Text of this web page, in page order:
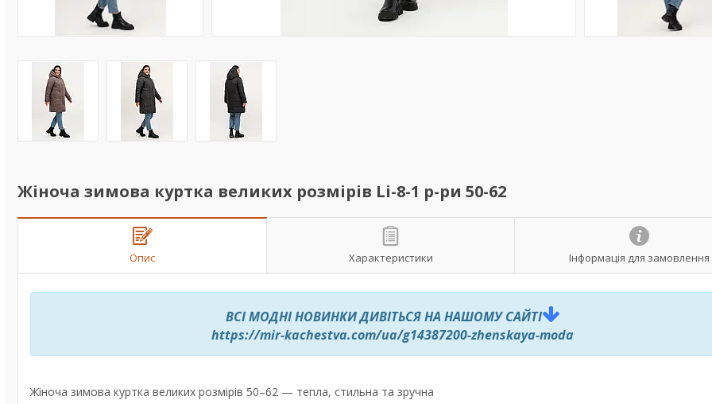
Жіноча зимова куртка великих розмірів Li-8-1 р-ри 50-62
Опис Характеристики Інформація для замовлення
ВСІ МОДНІ НОВИНКИ ДИВІТЬСЯ НА НАШОМУ САЙТІ
https://mir-kachestva.com/ua/g14387200-zhenskaya-moda
Жіноча зимова куртка великих розмірів 50–62 — тепла, стильна та зручна